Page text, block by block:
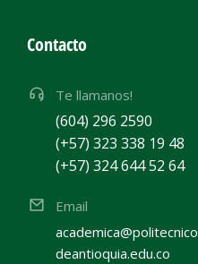
Contacto
Te llamanos!
(604) 296 2590
(+57) 323 338 19 48
(+57) 324 644 52 64
Email
academica@politecnico
deantioquia.edu.co